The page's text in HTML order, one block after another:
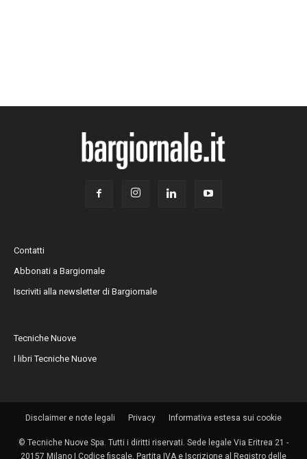
Contatti
Abbonati a Bargiornale
Iscriviti alla newsletter di Bargiornale
Tecniche Nuove
I libri Tecniche Nuove
Disclaimer e note legali Privacy Informativa estesa sui cookie
© Tecniche Nuove Spa. Tutti i diritti riservati. Sede legale Via Eritrea 21 -
20157 Milano | Codice fiscale, Partita IVA e Iscrizione al Registro delle